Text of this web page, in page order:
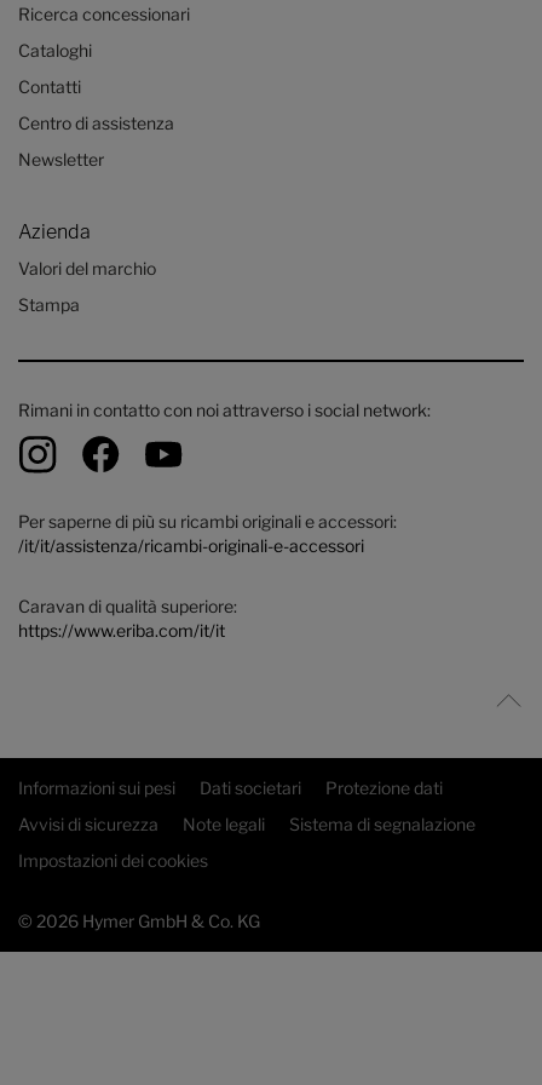
Ricerca concessionari
Cataloghi
Contatti
Centro di assistenza
Newsletter
Azienda
Valori del marchio
Stampa
Rimani in contatto con noi attraverso i social network:
Per saperne di più su ricambi originali e accessori:
/it/it/assistenza/ricambi-originali-e-accessori
Caravan di qualità superiore:
https://www.eriba.com/it/it
Informazioni sui pesi Dati societari
Protezione dati
Avvisi di sicurezza
Note legali
Sistema di segnalazione
Impostazioni dei cookies
© 2026 Hymer GmbH & Co. KG